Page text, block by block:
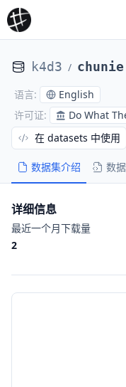
k4d3 / chunie
语言:
English
许可证: Do What
数据集介绍 数
在 datasets 中使用
详细信息
最近一个月下载量
2